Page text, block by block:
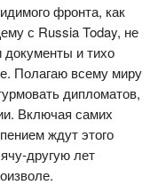
фронта, как
с Russia Today, не
документы и тихо
Полагаю всему миру
дипломатов,
Включая самих
ждут этого
другую лет